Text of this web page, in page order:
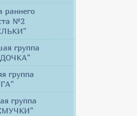
раннего
№2
группа
группа
группа